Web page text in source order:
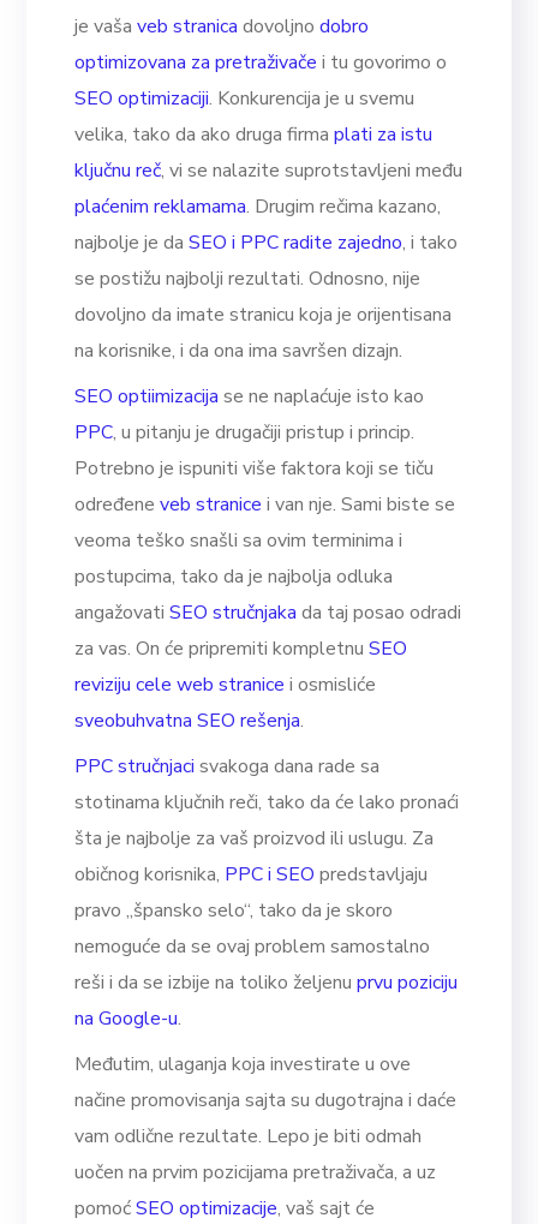
je vašaveb stranica dovoljnodobro
optimizovana za pretraživače i tu govorimo o
SEO optimizaciji. Konkurencija je u svemu
velika, tako da ako druga firmaplati za istu
ključnu reč, vi se nalazite suprotstavljeni među
plaćenim reklamama. Drugim rečima kazano,
najbolje je daSEO i PPC radite zajedno, i tako
se postižu najbolji rezultati. Odnosno, nije
dovoljno da imate stranicu koja je orijentisana
na korisnike, i da ona ima savršen dizajn.
SEO optiimizacija se ne naplaćuje isto kao
PPC, u pitanju je drugačiji pristup i princip.
Potrebno je ispuniti više faktora koji se tiču
određeneveb stranice i van nje. Sami biste se
veoma teško snašli sa ovim terminima i
postupcima, tako da je najbolja odluka
angažovatiSEO stručnjaka da taj posao odradi
za vas. On će pripremiti kompletnuSEO
reviziju cele web stranice i osmisliće
sveobuhvatna SEO rešenja.
PPC stručnjaci svakoga dana rade sa
stotinama ključnih reči, tako da će lako pronaći
šta je najbolje za vaš proizvod ili uslugu. Za
običnog korisnika, PPC i SEO predstavljaju
pravo „špansko selo“, tako da je skoro
nemoguće da se ovaj problem samostalno
reši i da se izbije na toliko željenu prvu poziciju
na Google-u.
Međutim, ulaganja koja investirate u ove
načine promovisanja sajta su dugotrajna i daće
vam odlične rezultate. Lepo je biti odmah
uočen na prvim pozicijama pretraživača, a uz
pomoćSEO optimizacije, vaš sajt će